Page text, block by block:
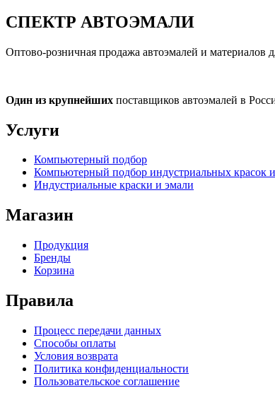
СПЕКТР АВТОЭМАЛИ
Оптово-розничная продажа автоэмалей и материалов
Один из крупнейших поставщиков автоэмалей в
Услуги
Компьютерный подбор
Компьютерный подбор индустриальных красок
Индустриальные краски и эмали
Магазин
Продукция
Бренды
Корзина
Правила
Процесс передачи данных
Способы оплаты
Условия возврата
Политика конфиденциальности
Пользовательское соглашение